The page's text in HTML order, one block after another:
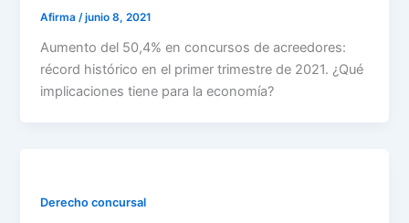
Afirma/junio 8, 2021
Aumento del 50,4% en concursos de acreedores:
récord histórico en el primer trimestre de 2021. ¿Qué
implicaciones tiene para la economía?
Derecho concursal